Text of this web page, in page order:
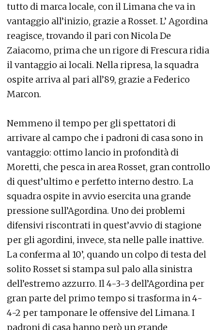
tutto di marca locale, con il Limana che va in
vantaggio all’inizio, grazie a Rosset. L’ Agordina
reagisce, trovando il pari con Nicola De
Zaiacomo, prima che un rigore di Frescura ridia
il vantaggio ai locali. Nella ripresa, la squadra
ospite arriva al pari all’89, grazie a Federico
Marcon.
Nemmeno il tempo per gli spettatori di
arrivare al campo che i padroni di casa sono in
vantaggio: ottimo lancio in profondità di
Moretti, che pesca in area Rosset, gran controllo
di quest’ultimo e perfetto interno destro. La
squadra ospite in avvio esercita una grande
pressione sull’Agordina. Uno dei problemi
difensivi riscontrati in quest’avvio di stagione
per gli agordini, invece, sta nelle palle inattive.
La conferma al 10’, quando un colpo di testa del
solito Rosset si stampa sul palo alla sinistra
dell’estremo azzurro. Il 4-3-3 dell’Agordina per
gran parte del primo tempo si trasforma in 4-
4-2 per tamponare le offensive del Limana. I
padroni di casa hanno però un grande